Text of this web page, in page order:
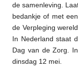
de samenleving.
bedankje of met
de Verpleging
In Nederland staat
Dag van de Zorg.
dinsdag 12 mei.